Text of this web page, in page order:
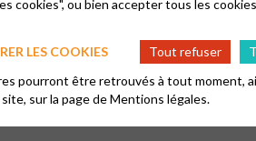
justice et de paix, à entendre
existentielles, ruptures
surexploitation de la
l’Église puise les ressources
de la Parole,
la Bible, vie communautaire
cookies", ou bien accepter tous les
LES COOKIES
Tout refuser
pourront être retrouvés à tout moment,
sur la page deMentions légales.